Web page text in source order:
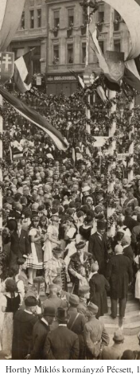
Horthy Miklós kormányzó Pécsett,